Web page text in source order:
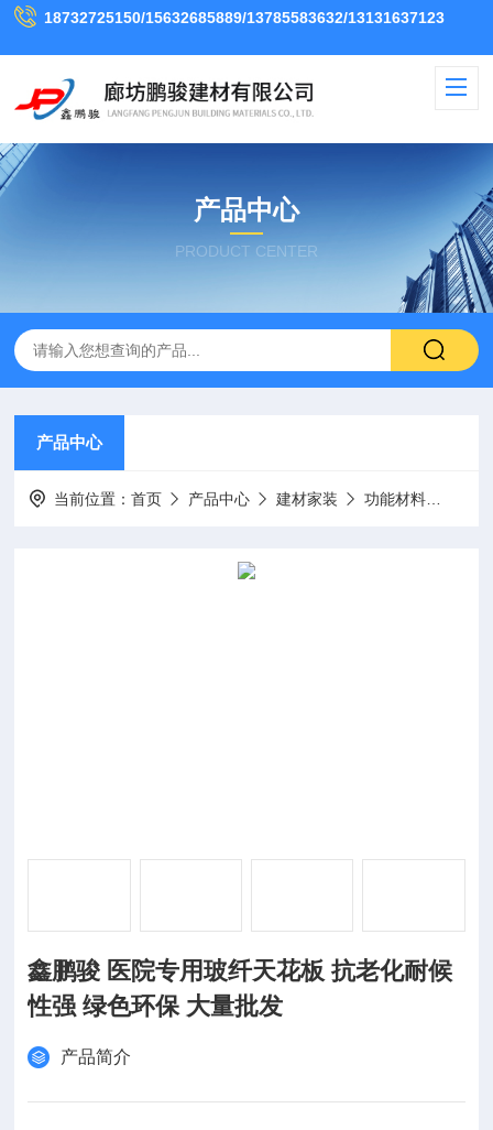
18732725150/15632685889/13785583632/13131637123
产品中心
PRODUCT CENTER
产品中心
当前位置：首页 产品中心 建材家装 功能材料
鑫鹏骏 医院专用玻纤天花板 抗老化耐候
性强 绿色环保 大量批发
产品简介